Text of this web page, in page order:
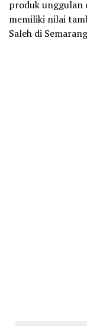
produk unggulan
memiliki nilai
Saleh di